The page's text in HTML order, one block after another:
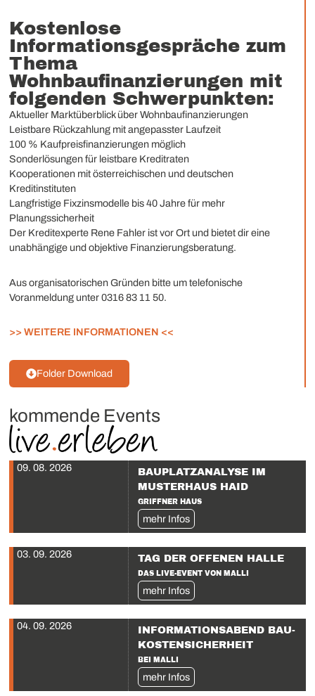
Kostenlose
Informationsgespräche zum
Thema
Wohnbaufinanzierungen mit
folgenden Schwerpunkten:
Aktueller Marktüberblick über Wohnbaufinanzierungen
Leistbare Rückzahlung mit angepasster Laufzeit
100 % Kaufpreisfinanzierungen möglich
Sonderlösungen für leistbare Kreditraten
Kooperationen mit österreichischen und deutschen
Kreditinstituten
Langfristige Fixzinsmodelle bis 40 Jahre für mehr
Planungssicherheit
Der Kreditexperte Rene Fahler ist vor Ort und bietet dir eine
unabhängige und objektive Finanzierungsberatung.
Aus organisatorischen Gründen bitte um telefonische
Voranmeldung unter 0316 83 11 50.
>> WEITERE INFORMATIONEN <<
Folder Download
kommende Events
09. 08. 2026
BAUPLATZANALYSE IM
MUSTERHAUS HAID
GRIFFNER HAUS
mehr Infos
03. 09. 2026 TAG DER OFFENEN HALLE
DAS LIVE-EVENT VON MALLI
mehr Infos
04. 09. 2026
INFORMATIONS­ABEND BAU­
KOSTENSICHERHEIT
BEI MALLI
mehr Infos